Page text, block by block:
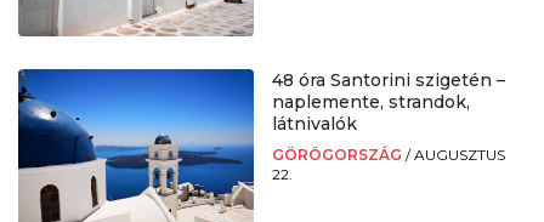
48 óra Santorini szigetén –
naplemente, strandok,
látnivalók
GÖRÖGORSZÁG /AUGUSZTUS
22.